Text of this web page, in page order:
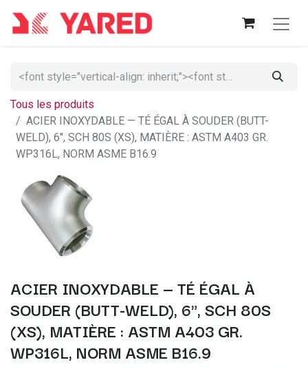
Tous les produits
ACIER INOXYDABLE — TÉ ÉGAL À SOUDER (BUTT-
WELD), 6", SCH 80S (XS), MATIÈRE : ASTM A403 GR.
WP316L, NORM ASME B16.9
ACIER INOXYDABLE — TÉ ÉGAL À
SOUDER (BUTT-WELD), 6", SCH 80S
(XS), MATIÈRE : ASTM A403 GR.
WP316L, NORM ASME B16.9